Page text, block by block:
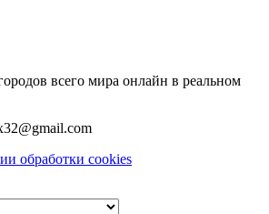
всего мира онлайн в реальном
обработки cookies